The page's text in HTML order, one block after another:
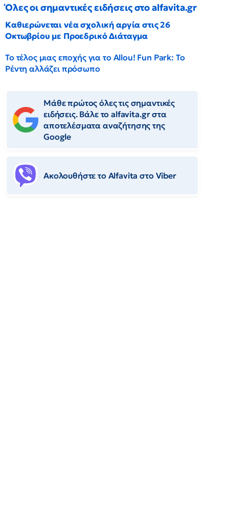
Όλες οι σημαντικές ειδήσεις στο alfavita.gr
Καθιερώνεται νέα σχολική αργία στις 26
Οκτωβρίου με Προεδρικό Διάταγμα
Το τέλος μιας εποχής για το Allou! Fun Park: Το
Ρέντη αλλάζει πρόσωπο
Μάθε πρώτος όλες τις σημαντικές
ειδήσεις. Βάλε το alfavita.gr στα
αποτελέσματα αναζήτησης της
Google
Ακολουθήστε το Αlfavita στο Viber